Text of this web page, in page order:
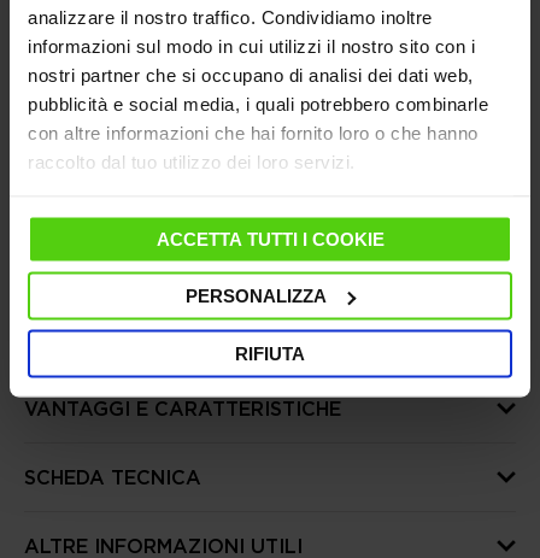
analizzare il nostro traffico. Condividiamo inoltre
informazioni sul modo in cui utilizzi il nostro sito con i
nostri partner che si occupano di analisi dei dati web,
pubblicità e social media, i quali potrebbero combinarle
con altre informazioni che hai fornito loro o che hanno
raccolto dal tuo utilizzo dei loro servizi.
ACCETTA TUTTI I COOKIE
PERSONALIZZA
RIFIUTA
Garanzia legale 2 anni
(1 anno per ricondizionati)
Hai bisogno di aiuto?Consulta le nostre
domande frequentio visita la pagina del
Servizio Clienti
riprenderanno regolarmente dal 17 agosto
DETTAGLI PRODOTTO
VANTAGGI E CARATTERISTICHE
SCHEDA TECNICA
ALTRE INFORMAZIONI UTILI